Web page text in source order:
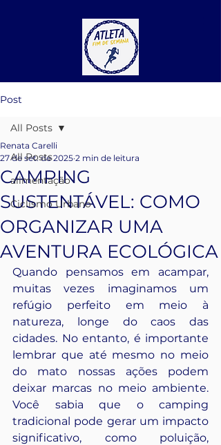
Post
All Posts
alimentação
Ciclismo Urbano
All Posts
CAMPING
SUSTENTÁVEL: COMO
ORGANIZAR UMA
AVENTURA ECOLÓGICA
Renata Carelli
27 de set. de 2025 2 min de leitura
Quando pensamos em acampar,
muitas vezes imaginamos um
refúgio perfeito em meio à
natureza, longe do caos das
cidades. No entanto, é importante
lembrar que até mesmo no meio
do mato nossas ações podem
deixar marcas no meio ambiente.
Você sabia que o camping
tradicional pode gerar um impacto
significativo, como poluição,